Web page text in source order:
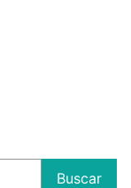
Buscar